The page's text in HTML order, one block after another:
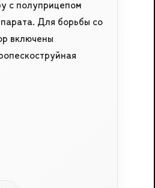
с полуприцепом
Для борьбы со
включены